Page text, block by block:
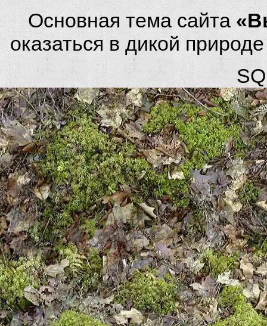
Основная тема сайта
оказаться в дикой